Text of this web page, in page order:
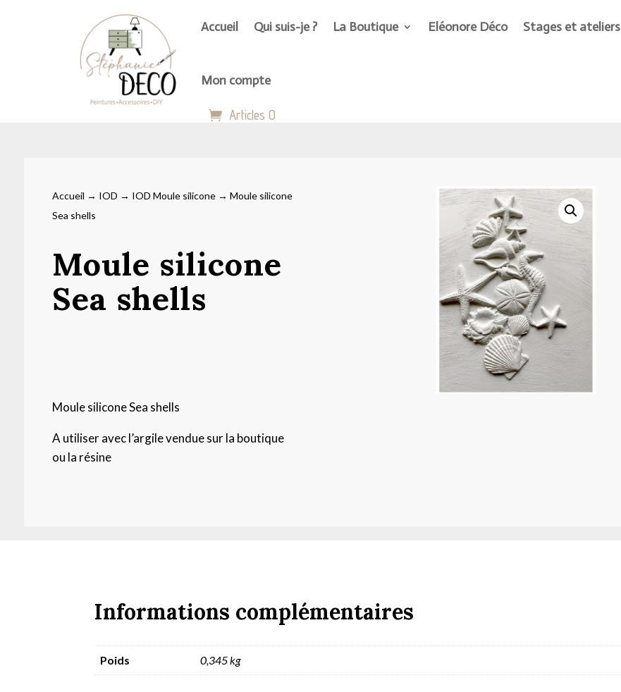
Accueil Qui suis-je ? La Boutique Eléonore Déco Stages et ateliers
Mon compte
Articles 0
Accueil → IOD → IOD Moule silicone→ Moule silicone
Sea shells
Moule silicone
Sea shells
Moule silicone Sea shells
A utiliser avec l’argile vendue sur la boutique
ou la résine
Informations complémentaires
Poids 0,345 kg